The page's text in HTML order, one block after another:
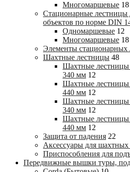
Многомаршевые 18
Стационарные лестницы
объектов по норме DIN
Одномаршевые 12
Многомаршевые 18
Элементы стационарных
Шахтные лестницы 48
Шахтные лестницы
340 мм 12
Шахтные лестницы
440 мм 12
Шахтные лестницы
340 мм 12
Шахтные лестницы
440 мм 12
Защита от падения 22
Аксессуары для шахтных
Приспособления для
Передвижные вышки туры,